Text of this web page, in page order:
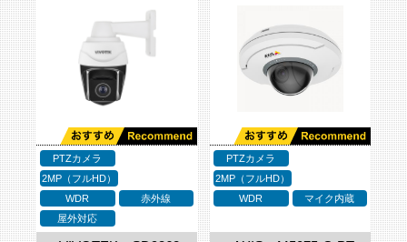
PTZカメラ
2MP（フルHD）
WDR
赤外線
屋外対応
PTZカメラ
2MP（フルHD）
WDR
マイク内蔵